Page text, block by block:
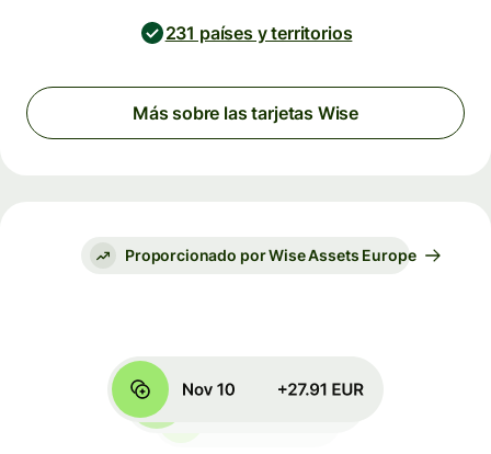
231 países y territorios
Más sobre las tarjetas Wise
Proporcionado por Wise Assets Europe